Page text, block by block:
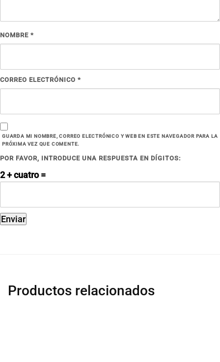
NOMBRE *
CORREO ELECTRÓNICO *
GUARDA MI NOMBRE, CORREO ELECTRÓNICO Y WEB EN ESTE NAVEGADOR PARA LA
PRÓXIMA VEZ QUE COMENTE.
POR FAVOR, INTRODUCE UNA RESPUESTA EN DÍGITOS:
2 + cuatro =
Productos relacionados